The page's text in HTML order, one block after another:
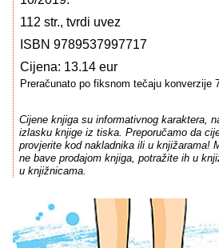
112 str., tvrdi uvez
ISBN 9789537997717
Cijena: 13.14 eur
Preračunato po fiksnom tečaju konverzije
Cijene knjiga su informativnog karaktera,
izlasku knjige iz tiska. Preporučamo da
provjerite kod nakladnika ili u knjižarama!
ne bave prodajom knjiga, potražite ih u
u knjižnicama.